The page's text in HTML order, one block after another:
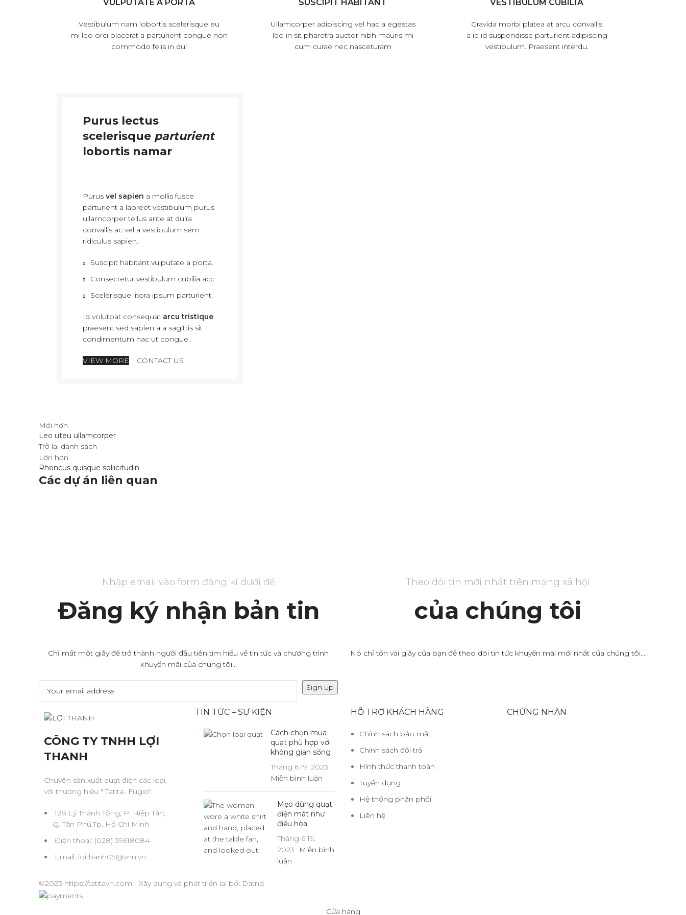
VULPUTATE A PORTA
Vestibulum nam lobortis scelerisque eu
mi leo orci placerat a parturient congue non
commodo felis in dui
SUSCIPIT HABITANT
Ullamcorper adipiscing vel hac a egestas
leo in sit pharetra auctor nibh mauris mi
cum curae nec nasceturam
VESTIBULUM CUBILIA
Gravida morbi platea at arcu convallis
a id id suspendisse parturient adipiscing
vestibulum. Praesent interdu.
Purus lectus
scelerisque parturient
lobortis namar
Purus vel sapien a mollis fusce
parturient a laoreet vestibulum purus
ullamcorper tellus ante at duira
convallis ac vel a vestibulum sem
ridiculus sapien.
Suscipit habitant vulputate a porta.
Consectetur vestibulum cubilia acc.
Scelerisque litora ipsum parturient.
Id volutpat consequat arcu tristique
praesent sed sapien a a sagittis sit
condimentum hac ut congue.
VIEW MORE CONTACT US
Mới hơn
Leo uteu ullamcorper
Trở lại danh sách
Lớn hơn
Rhoncus quisque sollicitudin
Các dự án liên quan
Nhập email vào form đăng kí dưới để
Đăng ký nhận bản tin
Chỉ mất một giây để trở thành người đầu tiên tìm hiểu về tin tức và chương trình
khuyến mãi của chúng tôi...
Theo dõi tin mới nhất trên mạng xã hội
của chúng tôi
Nó chỉ tốn vài giây của bạn để theo dõi tin tức khuyến mãi mới nhất của chúng tôi...
CÔNG TY TNHH LỢI
THANH
Chuyên sản xuất quạt điện các loại,
với thương hiệu " Tatita- Fugio".
128 Lý Thánh Tông, P. Hiệp Tân,
Q. Tân Phú,Tp. Hồ Chí Minh
Điện thoại: (028) 39618084
Email: loithanh09@vnn.vn
TIN TỨC – SỰ KIỆN
Cách chọn mua
quạt phù hợp với
không gian sống
Tháng 6 19, 2023
Miễn bình luận
Mẹo dùng quạt
điện mát như
điều hòa
Tháng 6 19,
2023
Miễn bình
luận
HỖ TRỢ KHÁCH HÀNG
Chính sách bảo mật
Chính sách đổi trả
Hình thức thanh toán
Tuyển dụng
Hệ thống phân phối
Liên hệ
CHỨNG NHẬN
©2023 https://tatitavn.com - Xây dựng và phát triển lại bởi Datnd
Cửa hàng